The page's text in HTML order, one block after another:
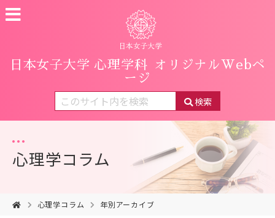
日本女子大学 心理学科
オリジナルWebペ
ージ
検索
心理学コラム
心理学コラム 年別アーカイブ